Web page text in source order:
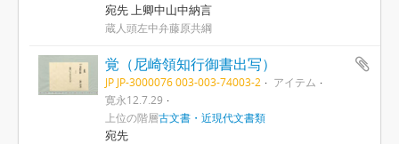
宛先 上卿中山中納言
蔵人頭左中弁藤原共綱
覚（尼崎領知行御書出写）
JP JP-3000076 003-003-74003-2
アイテム
寛永12.7.29
上位の階層古文書・近現代文書類
宛先